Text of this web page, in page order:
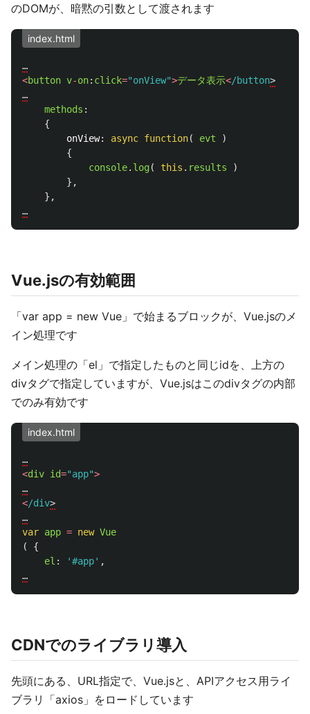
のDOMが、暗黙の引数として渡されます
index.html
…
<button v-on: click="onView">データ表示</button>
…
methods :
{
onView: async function( evt
)
{
console. log( this . results
)
},
},
…
Vue.jsの有効範囲
「var app = new Vue」で始まるブロックが、Vue.jsのメ
イン処理です
メイン処理の「el」で指定したものと同じidを、上方の
divタグで指定していますが、Vue.jsはこのdivタグの内部
でのみ有効です
index.html
…
<div id="app">
…
</div>
…
var app = new Vue
(
{
el : '#app' ,
…
CDNでのライブラリ導入
先頭にある、URL指定で、Vue.jsと、APIアクセス用ライ
ブラリ「axios」をロードしています